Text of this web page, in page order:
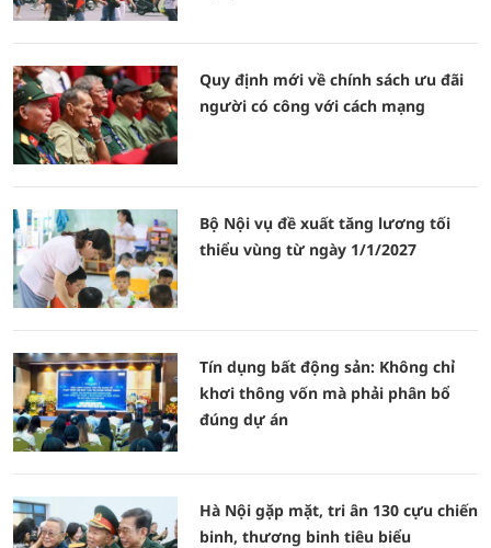
Quy định mới về chính sách ưu đãi
người có công với cách mạng
Bộ Nội vụ đề xuất tăng lương tối
thiểu vùng từ ngày 1/1/2027
Tín dụng bất động sản: Không chỉ
khơi thông vốn mà phải phân bổ
đúng dự án
Hà Nội gặp mặt, tri ân 130 cựu chiến
binh, thương binh tiêu biểu